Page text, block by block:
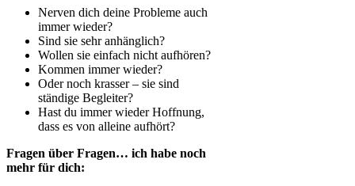
Nerven dich deine Probleme auch
immer wieder?
Sind sie sehr anhänglich?
Wollen sie einfach nicht aufhören?
Kommen immer wieder?
Oder noch krasser – sie sind
ständige Begleiter?
Hast du immer wieder Hoffnung,
dass es von alleine aufhört?
Fragen über Fragen… ich habe noch
mehr für dich: